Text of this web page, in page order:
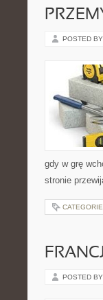
POSTED
gdy w grę
stronie
POSTED